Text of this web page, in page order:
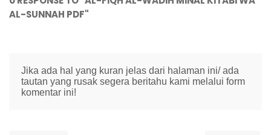
AL-SUNNAH PDF"
Jika ada hal yang kuran jelas dari halaman ini/ ada
tautan yang rusak segera beritahu kami melalui form
komentar ini!